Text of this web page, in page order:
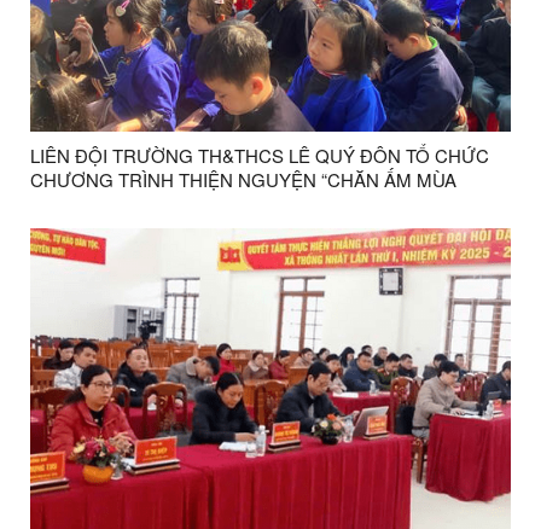
LIÊN ĐỘI TRƯỜNG TH&THCS LÊ QUÝ ĐÔN TỔ CHỨC
CHƯƠNG TRÌNH THIỆN NGUYỆN “CHĂN ẤM MÙA